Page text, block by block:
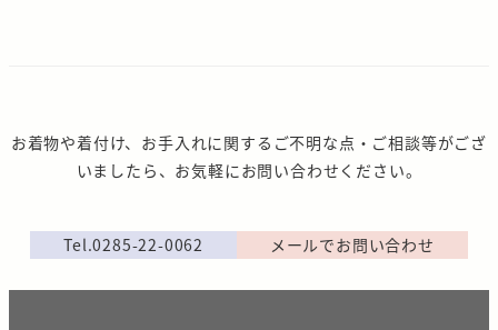
お着物や着付け、お手入れに関するご不明な点・ご相談等がござ
いましたら、お気軽にお問い合わせください。
Tel.0285-22-0062 メールでお問い合わせ